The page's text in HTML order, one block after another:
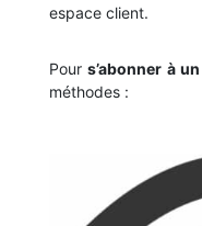
espace client.
Pours’abonner à
méthodes :